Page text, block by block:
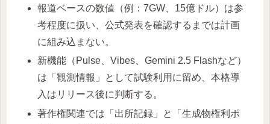
報道ベースの数値（例：7GW、15億ドル）は参
考程度に扱い、公式発表を確認するまでは計画
に組み込まない。
新機能（Pulse、Vibes、Gemini 2.5 Flashなど）
は「観測情報」として試験利用に留め、本格導
入はリリース後に判断する。
著作権関連では「出所記録」と「生成物権利ポ